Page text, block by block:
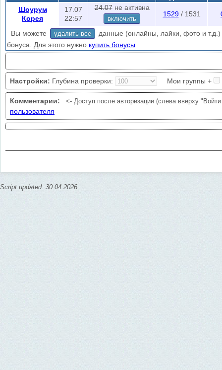
скрытых сообществ. Глубина проверки - сколько последних
добавляет в проверку комментариев ваши группы. В поиске по
друзья, кому ставились лайки и подозреваемые (меню
Ограничения проверки: 1/10 мин., без авторизации 1/60 мин.
Авторизируйтесь чтобы уменьшить кол-во ошибок проверки
Шоурум
Корея
17.07
22:57
24.07не активна
включить
1529/ 1531
Вы можете удалить все
данные (онлайны, лайки, фото и т.д.)
бонуса. Для этого нужно купить бонусы
Настройки: Глубина проверки: Мои группы +
Комментарии: <- Доступ после авторизации (слева вверху
пользователя
Script updated: 30.04.2026